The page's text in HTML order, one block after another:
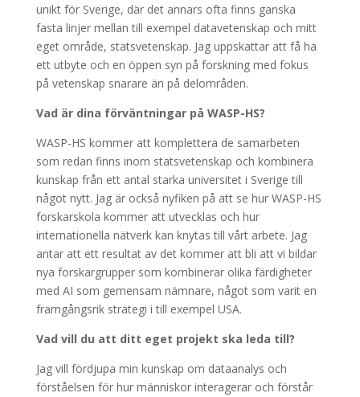
unikt för Sverige, där det annars ofta finns ganska
fasta linjer mellan till exempel datavetenskap och mitt
eget område, statsvetenskap. Jag uppskattar att få ha
ett utbyte och en öppen syn på forskning med fokus
på vetenskap snarare än på delområden.
Vad är dina förväntningar på WASP-HS?
WASP-HS kommer att komplettera de samarbeten
som redan finns inom statsvetenskap och kombinera
kunskap från ett antal starka universitet i Sverige till
något nytt. Jag är också nyfiken på att se hur WASP-HS
forskarskola kommer att utvecklas och hur
internationella nätverk kan knytas till vårt arbete. Jag
antar att ett resultat av det kommer att bli att vi bildar
nya forskargrupper som kombinerar olika färdigheter
med AI som gemensam nämnare, något som varit en
framgångsrik strategi i till exempel USA.
Vad vill du att ditt eget projekt ska leda till?
Jag vill fördjupa min kunskap om dataanalys och
förståelsen för hur människor interagerar och förstår